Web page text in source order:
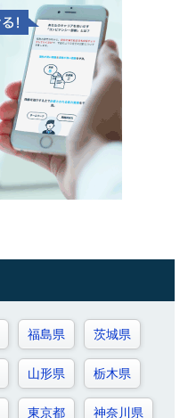
福島県 茨城県
山形県 栃木県
東京都 神奈川県